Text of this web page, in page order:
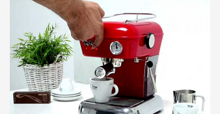
Makinesi